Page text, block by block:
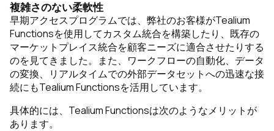
複雑さのない柔軟性
早期アクセスプログラムでは、弊社のお客様がTealium
Functionsを使用してカスタム統合を構築したり、既存の
マーケットプレイス統合を顧客ニーズに適合させたりする
のを見てきました。また、ワークフローの自動化、データ
の変換、リアルタイムでの外部データセットへの迅速な接
続にもTealium Functionsを活用しています。
具体的には、Tealium Functionsは次のようなメリットが
あります。